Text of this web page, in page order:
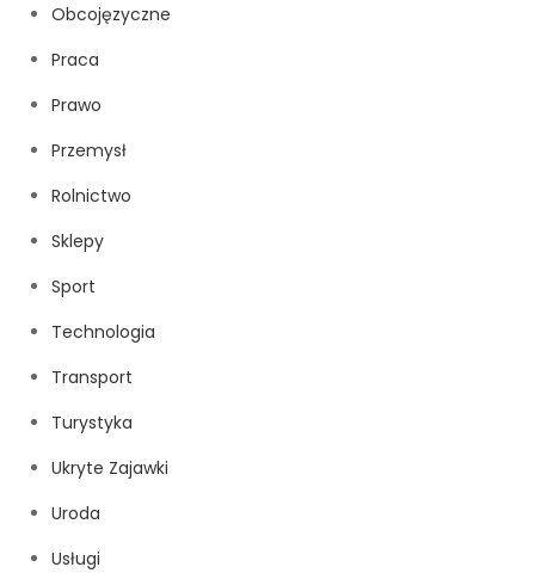
Obcojęzyczne
Praca
Prawo
Przemysł
Rolnictwo
Sklepy
Sport
Technologia
Transport
Turystyka
Ukryte Zajawki
Uroda
Usługi